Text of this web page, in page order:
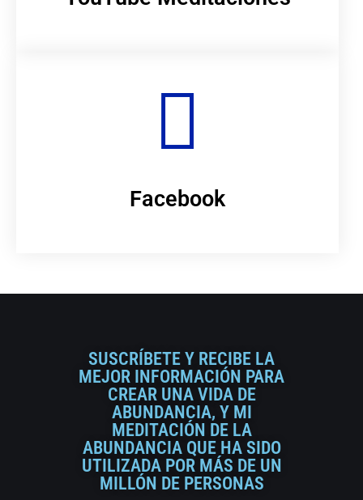
Facebook
SUSCRÍBETE Y RECIBE LA
MEJOR INFORMACIÓN PARA
CREAR UNA VIDA DE
ABUNDANCIA, Y MI
MEDITACIÓN DE LA
ABUNDANCIA QUE HA SIDO
UTILIZADA POR MÁS DE UN
MILLÓN DE PERSONAS